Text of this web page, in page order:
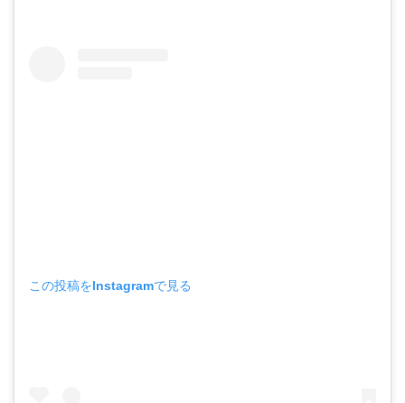
この投稿をInstagramで見る